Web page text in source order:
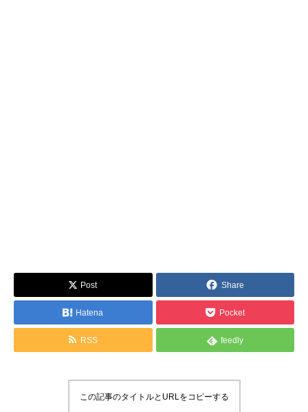
Post Share
Hatena Pocket
RSS feedly
この記事のタイトルとURLをコピーする